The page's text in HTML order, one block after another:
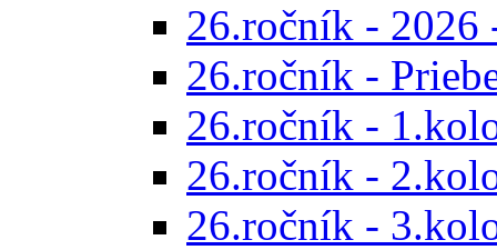
26.ročník - 2026
26.ročník -
26.ročník -
26.ročník -
26.ročník -